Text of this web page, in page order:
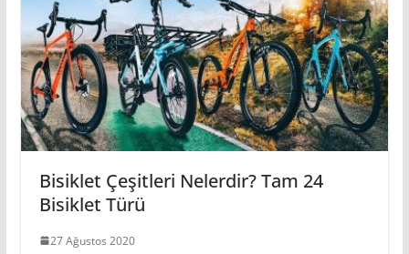
Bisiklet Çeşitleri Nelerdir? Tam 24
Bisiklet Türü
27 Ağustos 2020